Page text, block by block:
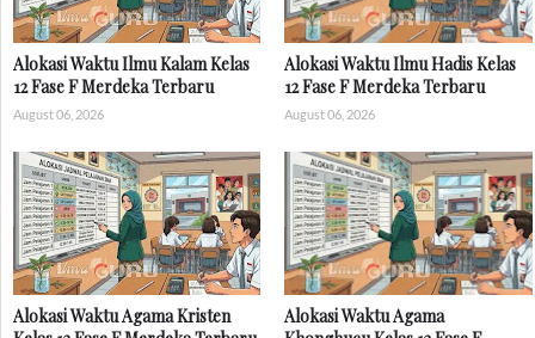
Alokasi Waktu Ilmu Kalam Kelas
12 Fase F Merdeka Terbaru
August 06, 2026
Alokasi Waktu Ilmu Hadis Kelas
12 Fase F Merdeka Terbaru
August 06, 2026
Alokasi Waktu Agama Kristen
Alokasi Waktu Agama